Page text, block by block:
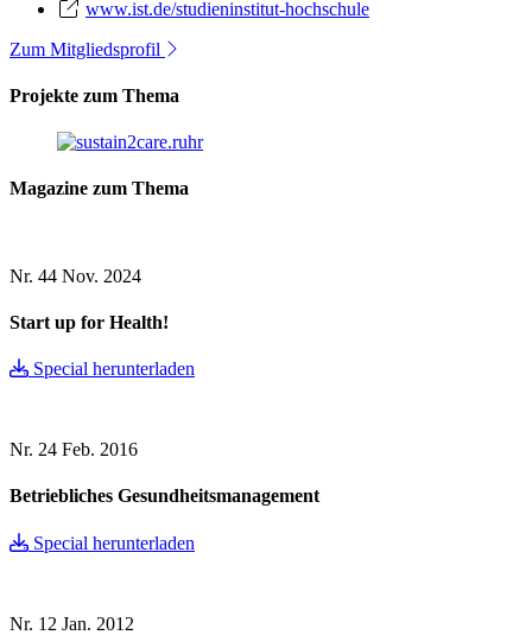
www.ist.de/studieninstitut-hochschule
Zum Mitgliedsprofil
Projekte zum Thema
Magazine zum Thema
Nr. 44 Nov. 2024
Start up for Health!
Special herunterladen
Nr. 24 Feb. 2016
Betriebliches Gesundheitsmanagement
Special herunterladen
Nr. 12 Jan. 2012